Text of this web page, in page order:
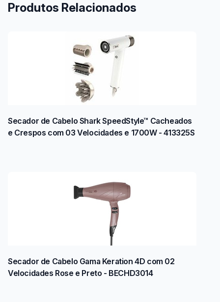
Produtos Relacionados
Secador de Cabelo Shark SpeedStyle™ Cacheados
e Crespos com 03 Velocidades e 1700W - 413325S
Secador de Cabelo Gama Keration 4D com 02
Velocidades Rose e Preto - BECHD3014